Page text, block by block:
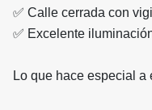
✅ Calle cerrada con
✅ Excelente
Lo que hace especial a